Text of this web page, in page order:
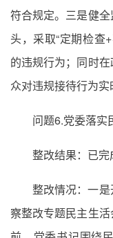
符合规定。三是健
头，采取“定期检查
的违规行为；同时
众对违规接待行为实
问题6.党委落实
整改结果：已完
整改情况：一
察整改专题民主生